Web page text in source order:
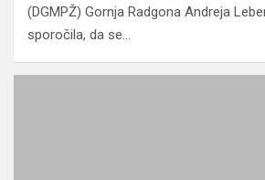
(DGMPŽ) Gornja Radgona Andreja
sporočila, da se…